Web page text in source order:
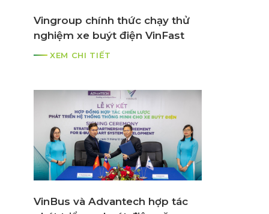
Vingroup chính thức chạy thử
nghiệm xe buýt điện VinFast
XEM CHI TIẾT
VinBus và Advantech hợp tác